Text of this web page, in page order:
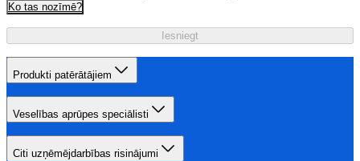
Ko tas nozīmē?
Iesniegt
Produkti patērātājiem
Veselības aprūpes speciālisti
Citi uzņēmējdarbības risinājumi